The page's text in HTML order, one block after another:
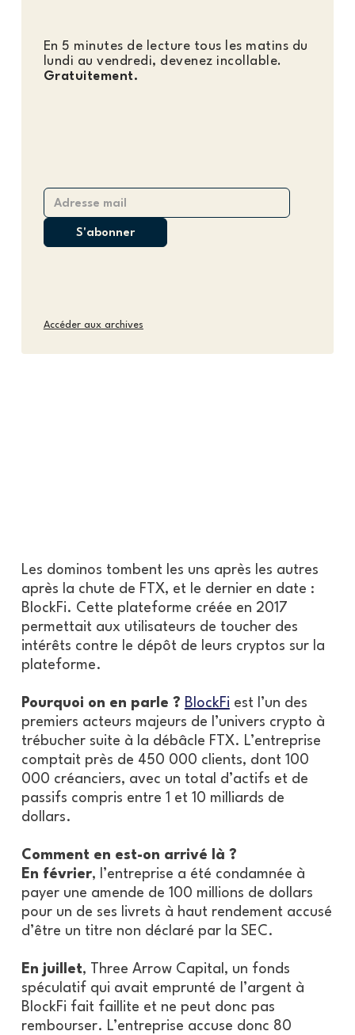
En 5 minutes de lecture tous les matins du
lundi au vendredi, devenez incollable.
Gratuitement.
Accéder aux archives
Les dominos tombent les uns après les autres
après la chute de FTX, et le dernier en date :
BlockFi. Cette plateforme créée en 2017
permettait aux utilisateurs de toucher des
intérêts contre le dépôt de leurs cryptos sur la
plateforme.
Pourquoi on en parle ? BlockFi est l’un des
premiers acteurs majeurs de l’univers crypto à
trébucher suite à la débâcle FTX. L’entreprise
comptait près de 450 000 clients, dont 100
000 créanciers, avec un total d’actifs et de
passifs compris entre 1 et 10 milliards de
dollars.
Comment en est-on arrivé là ?
En février, l’entreprise a été condamnée à
payer une amende de 100 millions de dollars
pour un de ses livrets à haut rendement accusé
d’être un titre non déclaré par la SEC.
En juillet, Three Arrow Capital, un fonds
spéculatif qui avait emprunté de l’argent à
BlockFi fait faillite et ne peut donc pas
rembourser. L’entreprise accuse donc 80